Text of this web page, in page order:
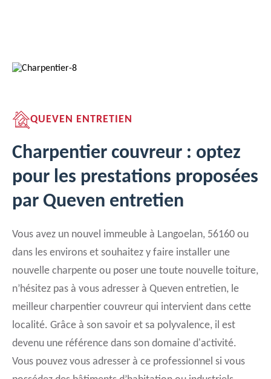
QUEVEN ENTRETIEN
Charpentier couvreur : optez
pour les prestations proposées
par Queven entretien
Vous avez un nouvel immeuble à Langoelan, 56160 ou
dans les environs et souhaitez y faire installer une
nouvelle charpente ou poser une toute nouvelle toiture,
n’hésitez pas à vous adresser à Queven entretien, le
meilleur charpentier couvreur qui intervient dans cette
localité. Grâce à son savoir et sa polyvalence, il est
devenu une référence dans son domaine d'activité.
Vous pouvez vous adresser à ce professionnel si vous